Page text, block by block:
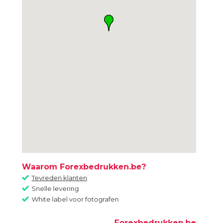
Waarom Forexbedrukken.be?
Tevreden klanten
Snelle levering
White label voor fotografen